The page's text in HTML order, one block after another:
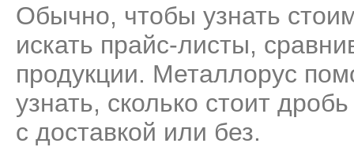
Обычно, чтобы узнать
искать прайс-листы,
продукции. Металлорус
узнать, сколько стоит
с доставкой или без.